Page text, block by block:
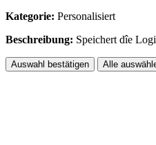
Kategorie: Personalisiert
Beschreibung: Speichert dîe
Auswahl bestätigen Alle